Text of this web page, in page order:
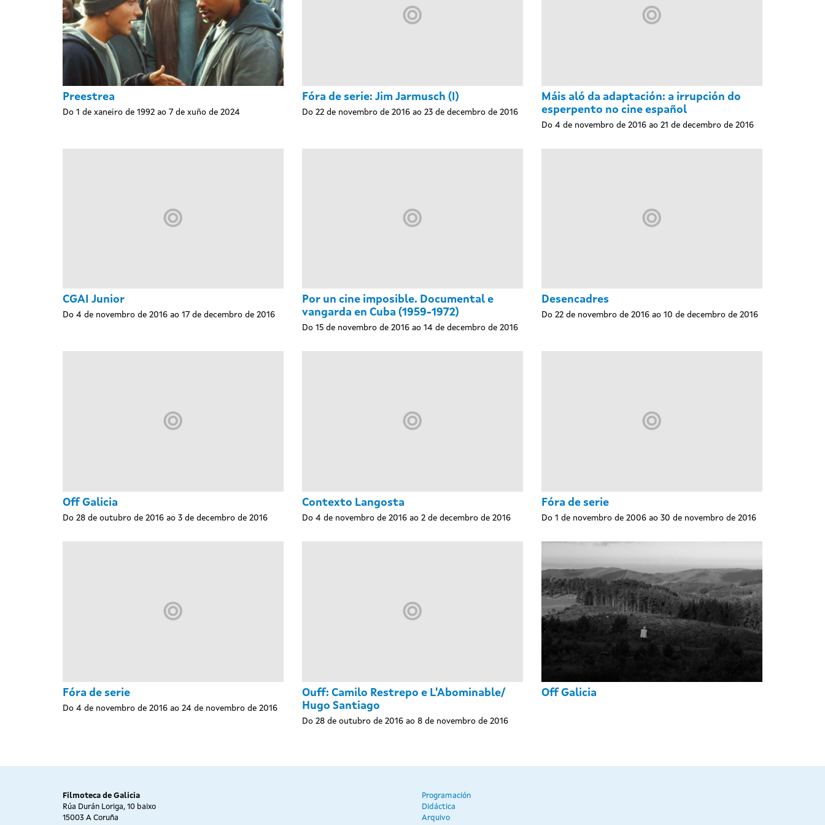
Preestrea
Do 1 de xaneiro de 1992 ao 7 de xuño de 2024
Fóra de serie: Jim Jarmusch (I)
Do 22 de novembro de 2016 ao 23 de decembro de 2016
Máis aló da adaptación: a irrupción do
esperpento no cine español
Do 4 de novembro de 2016 ao 21 de decembro de 2016
CGAI Junior
Do 4 de novembro de 2016 ao 17 de decembro de 2016
Por un cine imposible. Documental e
vangarda en Cuba (1959-1972)
Do 15 de novembro de 2016 ao 14 de decembro de 2016
Desencadres
Do 22 de novembro de 2016 ao 10 de decembro de 2016
Off Galicia
Do 28 de outubro de 2016 ao 3 de decembro de 2016
Contexto Langosta
Do 4 de novembro de 2016 ao 2 de decembro de 2016
Fóra de serie
Do 1 de novembro de 2006 ao 30 de novembro de 2016
Fóra de serie
Do 4 de novembro de 2016 ao 24 de novembro de 2016
Ouff: Camilo Restrepo e L'Abominable/
Hugo Santiago
Do 28 de outubro de 2016 ao 8 de novembro de 2016
Off Galicia
Filmoteca de Galicia
Rúa Durán Loriga, 10 baixo
15003 A Coruña
Programación
Didáctica
Arquivo